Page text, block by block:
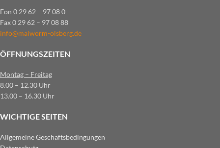
Fon 0 29 62 – 97 08 0
Fax 0 29 62 – 97 08 88
info@maiworm-olsberg.de
ÖFFNUNGSZEITEN
Montag – Freitag
8.00 – 12.30 Uhr
13.00 – 16.30 Uhr
WICHTIGE SEITEN
Allgemeine Geschäftsbedingungen